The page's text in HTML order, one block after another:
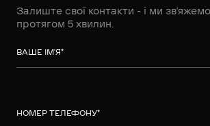
Залиште свої контакти - і ми
протягом 5 хвилин.
ВАШЕ ІМ’Я*
НОМЕР ТЕЛЕФОНУ*